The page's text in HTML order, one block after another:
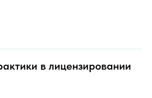
в лицензировании